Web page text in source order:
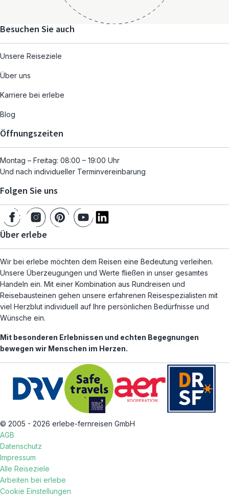
Besuchen Sie auch
Unsere Reiseziele
Über uns
Karriere bei erlebe
Blog
Öffnungszeiten
Montag – Freitag: 08:00 – 19:00 Uhr
Und nach individueller Terminvereinbarung
Folgen Sie uns
Über erlebe
Wir bei erlebe möchten dem Reisen eine Bedeutung verleihen.
Unsere Überzeugungen und Werte fließen in unser gesamtes
Handeln ein. Mit einer Kombination aus Rundreisen und
Reisebausteinen gehen unsere erfahrenen Reisespezialisten mit
viel Herzblut individuell auf Ihre persönlichen Bedürfnisse und
Wünsche ein.
Mit besonderen Erlebnissen und echten Begegnungen
bewegen wir Menschen im Herzen.
© 2005 - 2026 erlebe-fernreisen GmbH
AGB
Datenschutz
Impressum
Alle Reiseziele
Arbeiten bei erlebe
Cookie Einstellungen